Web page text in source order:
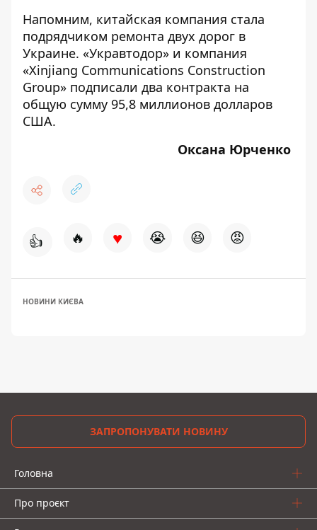
Напомним, китайская компания стала
подрядчиком ремонта двух дорог в
Украине. «Укравтодор» и компания
«Xinjiang Communications Construction
Group» подписали два контракта на
общую сумму 95,8 миллионов долларов
США.
Оксана Юрченко
👍 🔥 ♥ 😭 😆 😡
НОВИНИ КИЄВА
ЗАПРОПОНУВАТИ НОВИНУ
Головна
Про проєкт